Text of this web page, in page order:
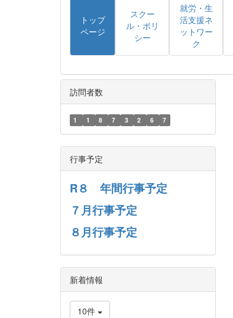
トップ
ページ
スクー
ル・ポリ
シー
就労・生
活支援ネ
ットワー
ク
訪問者数
1 1 8 7 3 2 6 7
行事予定
R８ 年間行事予定
７月行事予定
８月行事予定
新着情報
10件